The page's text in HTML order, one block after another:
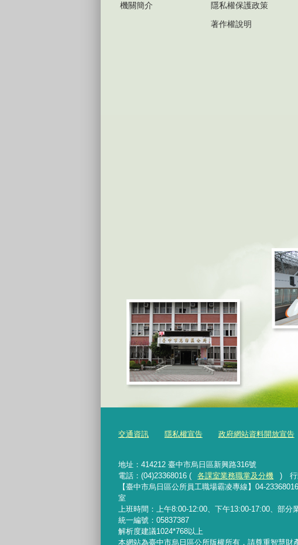
機關簡介
隱私權保護政策
著作權說明
交通資訊 隱私權宣告 政府網站資料開放宣告
地址：414212 臺中市烏日區新興路316號
電話：(04)23368016 (
各課室業務職掌及分機
) 行
【臺中市烏日區公所員工職場霸凌專線】04-
室
上班時間：上午8:00-12:00、下午13:00-17:00、部
統一編號：05837387
解析度建議1024*768以上
本網站為臺中市烏日區公所版權所有，請尊重智慧